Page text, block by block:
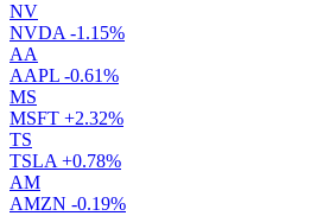
NV
NVDA -1.15%
AA
AAPL -0.61%
MS
MSFT +2.32%
TS
TSLA +0.78%
AM
AMZN -0.19%